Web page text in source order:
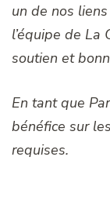
un de nos
l’équipe de La
soutien et
En tant que
bénéfice sur
requises.